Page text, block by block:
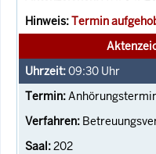
Termin
09:30 Uhr
202